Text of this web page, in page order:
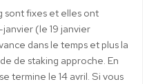
sont fixes et elles ont
(le 19 janvier
dans le temps et plus la
de staking approche. En
termine le 14 avril. Si vous